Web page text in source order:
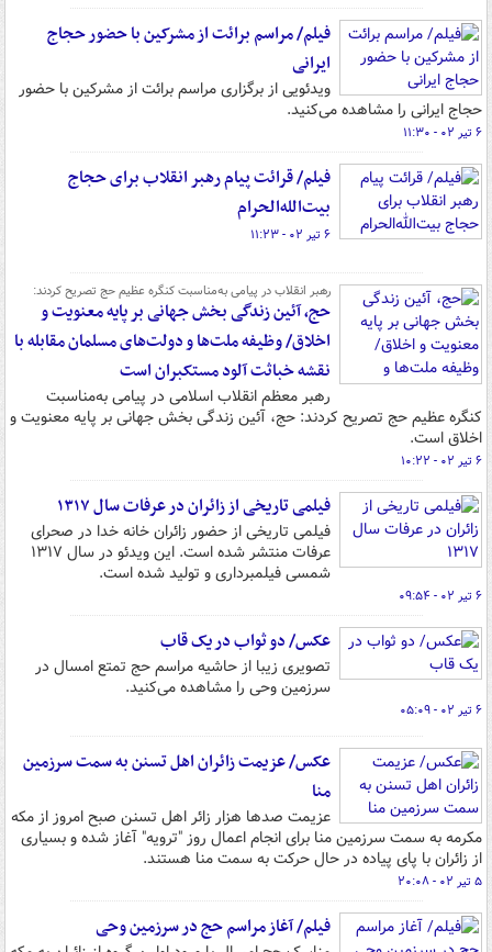
فیلم/ مراسم برائت از مشرکین با حضور حجاج
ایرانی
ویدئویی از برگزاری مراسم برائت از مشرکین با حضور
حجاج ایرانی را مشاهده می‌کنید.
۶ تیر ۰۲ - ۱۱:۳۰
فیلم/ قرائت پیام رهبر انقلاب برای حجاج
بیت‌الله‌الحرام
۶ تیر ۰۲ - ۱۱:۲۳
رهبر انقلاب در پیامی به‌مناسبت کنگره عظیم حج تصریح کردند:
حج، آئین زندگی بخش جهانی بر پایه معنویت و
اخلاق/ وظیفه ملت‌ها و دولت‌های مسلمان مقابله با
نقشه خباثت آلود مستکبران است
رهبر معظم انقلاب اسلامی در پیامی به‌مناسبت
کنگره عظیم حج تصریح کردند: حج، آئین زندگی بخش جهانی بر پایه معنویت و
اخلاق است.
۶ تیر ۰۲ - ۱۰:۲۲
فیلمی تاریخی از زائران در عرفات سال ۱۳۱۷
فیلمی تاریخی از حضور زائران خانه خدا در صحرای
عرفات منتشر شده است. این ویدئو در سال ۱۳۱۷
شمسی فیلمبرداری و تولید شده است.
۶ تیر ۰۲ - ۰۹:۵۴
عکس/ دو ثواب در یک قاب
تصویری زیبا از حاشیه مراسم حج تمتع امسال در
سرزمین وحی را مشاهده می‌کنید.
۶ تیر ۰۲ - ۰۵:۰۹
عکس/ عزیمت زائران اهل تسنن به سمت سرزمین
منا
عزیمت صدها هزار زائر اهل تسنن صبح امروز از مکه
مکرمه به سمت سرزمین منا برای انجام اعمال روز "ترویه" آغاز شده و بسیاری
از زائران با پای پیاده در حال حرکت به سمت منا هستند.
۵ تیر ۰۲ - ۲۰:۰۸
فیلم/ آغاز مراسم حج در سرزمین وحی